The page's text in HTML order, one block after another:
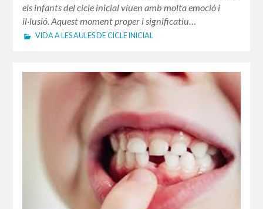
els infants del cicle inicial viuen amb molta emoció i
il·lusió. Aquest moment proper i significatiu…
VIDA A LES AULES DE CICLE INICIAL